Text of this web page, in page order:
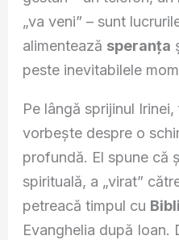
„va veni” – sunt
alimentează speranța
peste inevitabilele
Pe lângă sprijinul
vorbește despre o
profundă. El spune că
spirituală, a „virat”
petreacă timpul cu
Evanghelia după Ioan.